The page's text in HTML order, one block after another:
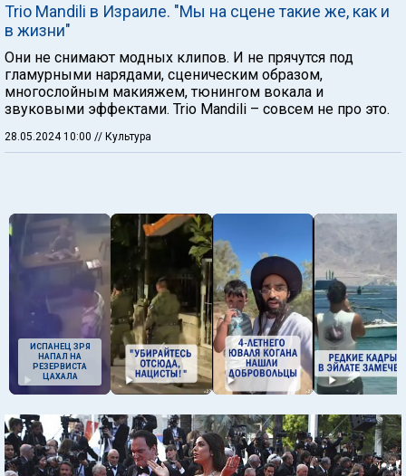
Trio Mandili в Израиле. "Мы на сцене такие же, как и
в жизни"
Они не снимают модных клипов. И не прячутся под
гламурными нарядами, сценическим образом,
многослойным макияжем, тюнингом вокала и
звуковыми эффектами. Trio Mandili – совсем не про это.
28.05.2024 10:00 // Культура
ИСПАНЕЦ ЗРЯ
НАПАЛ НА
РЕЗЕРВИСТА
ЦАХАЛА